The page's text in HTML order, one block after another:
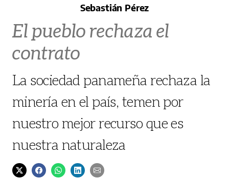
Sebastián Pérez
El pueblo rechaza el
contrato
La sociedad panameña rechaza la
minería en el país, temen por
nuestro mejor recurso que es
nuestra naturaleza